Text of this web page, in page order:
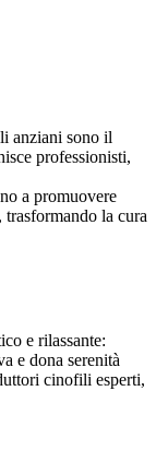
anziani sono il
professionisti,
a promuovere
trasformando la cura
e rilassante:
e dona serenità
cinofili esperti,